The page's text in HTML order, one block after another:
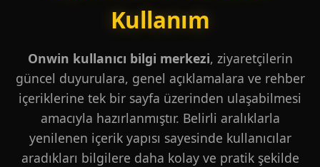
Kullanım
Onwin kullanıcı bilgi merkezi, ziyaretçilerin
güncel duyurulara, genel açıklamalara ve rehber
içeriklerine tek bir sayfa üzerinden ulaşabilmesi
amacıyla hazırlanmıştır. Belirli aralıklarla
yenilenen içerik yapısı sayesinde kullanıcılar
aradıkları bilgilere daha kolay ve pratik şekilde